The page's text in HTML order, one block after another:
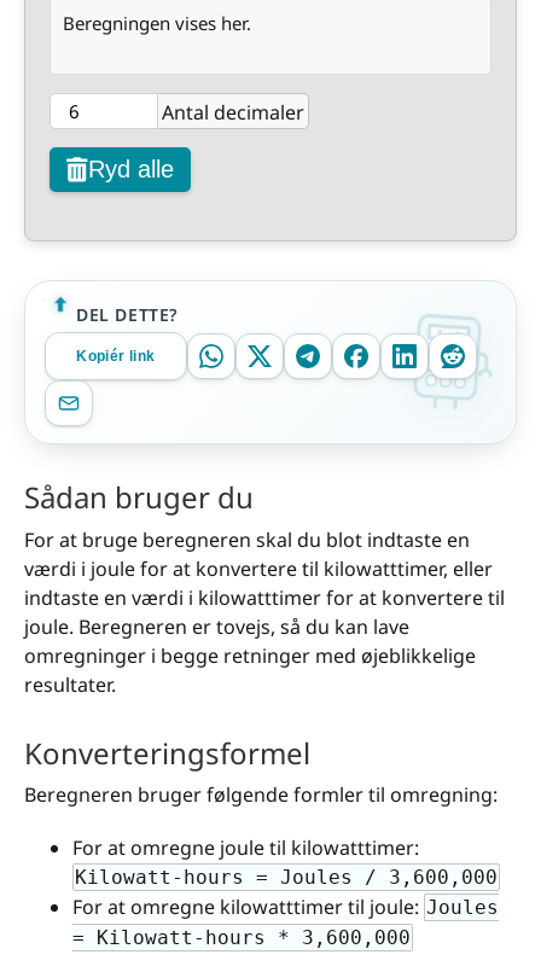
Beregningen vises her.
Antal decimaler
Ryd alle
DEL DETTE?
Kopiér link
Sådan bruger du
For at bruge beregneren skal du blot indtaste en
værdi i joule for at konvertere til kilowatt­timer, eller
indtaste en værdi i kilowatt­timer for at konvertere til
joule. Beregneren er tovejs, så du kan lave
omregninger i begge retninger med øjeblikkelige
resultater.
Konverteringsformel
Beregneren bruger følgende formler til omregning:
For at omregne joule til kilowatt­timer:
Kilowatt-hours = Joules / 3,600,000
For at omregne kilowatt­timer til joule: Joules
= Kilowatt-hours * 3,600,000